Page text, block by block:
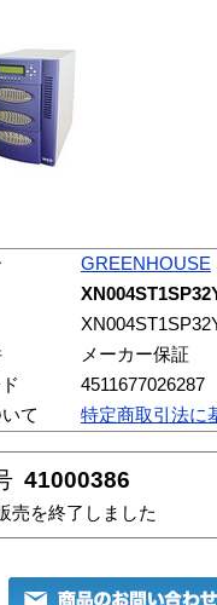
GREENHOUSE
メーカー保証
4511677026287
て
特定商取引法に
41000386
売を終了しました